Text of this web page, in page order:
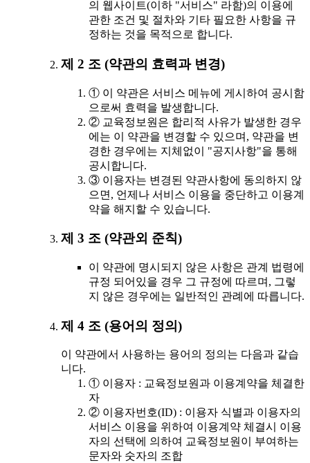
의 웹사이트(이하 "서비스" 라함)의 이용에
관한 조건 및 절차와 기타 필요한 사항을 규
정하는 것을 목적으로 합니다.
제 2 조 (약관의 효력과 변경)
① 이 약관은 서비스 메뉴에 게시하여 공시함
으로써 효력을 발생합니다.
② 교육정보원은 합리적 사유가 발생한 경우
에는 이 약관을 변경할 수 있으며, 약관을 변
경한 경우에는 지체없이 "공지사항"을 통해
공시합니다.
③ 이용자는 변경된 약관사항에 동의하지 않
으면, 언제나 서비스 이용을 중단하고 이용계
약을 해지할 수 있습니다.
제 3 조 (약관외 준칙)
이 약관에 명시되지 않은 사항은 관계 법령에
규정 되어있을 경우 그 규정에 따르며, 그렇
지 않은 경우에는 일반적인 관례에 따릅니다.
제 4 조 (용어의 정의)
이 약관에서 사용하는 용어의 정의는 다음과 같습
니다.
① 이용자 : 교육정보원과 이용계약을 체결한
자
② 이용자번호(ID) : 이용자 식별과 이용자의
서비스 이용을 위하여 이용계약 체결시 이용
자의 선택에 의하여 교육정보원이 부여하는
문자와 숫자의 조합